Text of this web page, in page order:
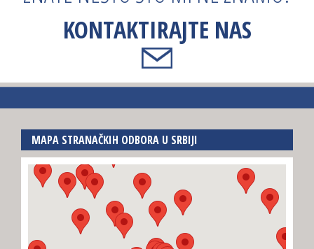
KONTAKTIRAJTE NAS
MAPA STRANAČKIH ODBORA U SRBIJI